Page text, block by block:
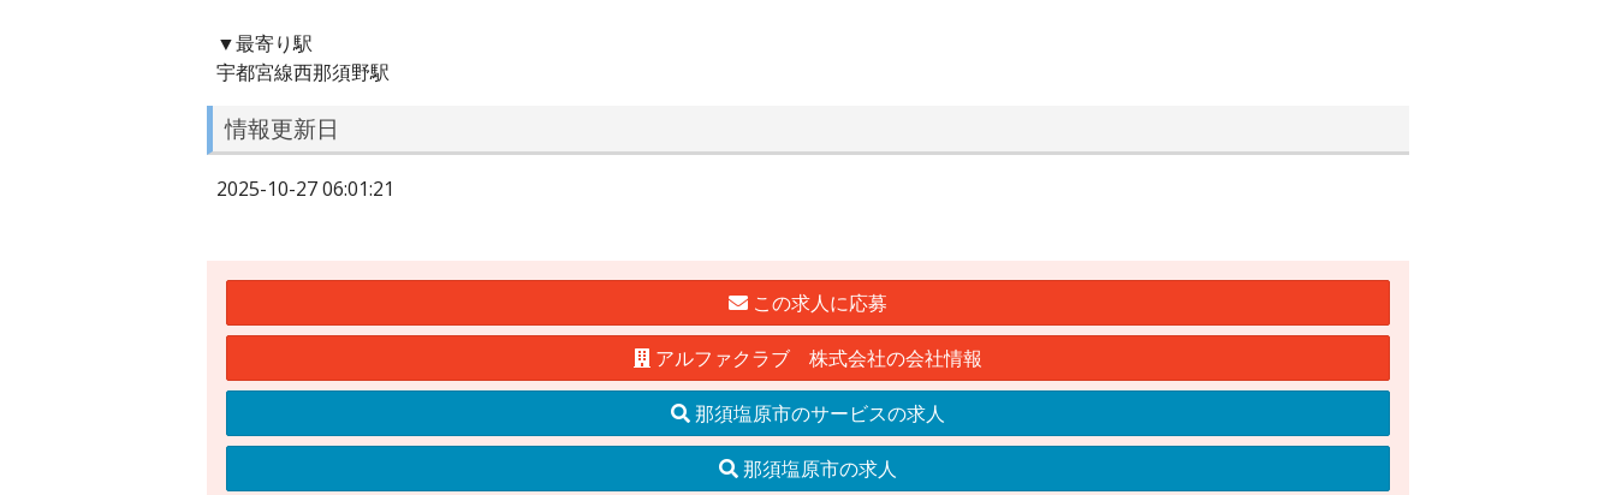
▼最寄り駅
宇都宮線西那須野駅
情報更新日
2025-10-27 06:01:21
この求人に応募
アルファクラブ 株式会社の会社情報
那須塩原市のサービスの求人
那須塩原市の求人